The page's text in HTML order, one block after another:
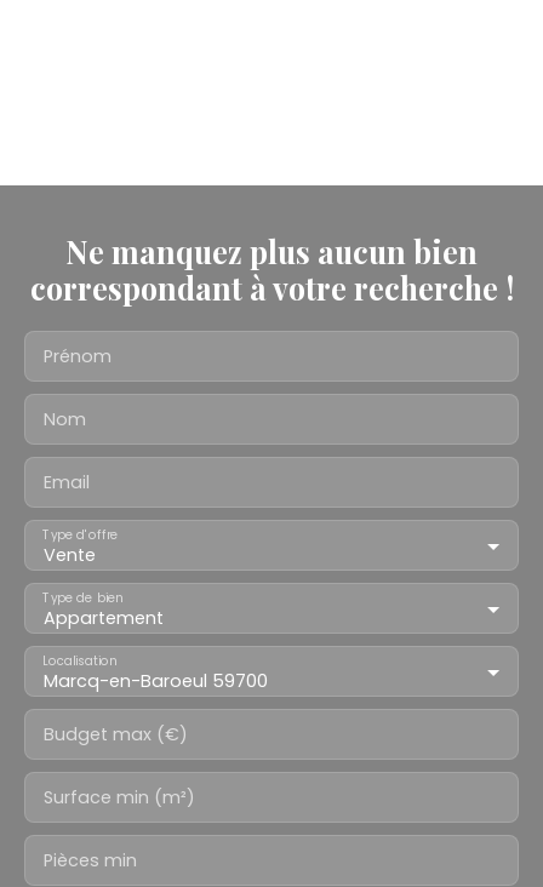
Ne manquez plus aucun bien
correspondant à votre recherche !
Prénom
Nom
Email
Vente
Type d'offre
Appartement
Type de bien
Marcq-en-Baroeul 59700
Localisation
Budget max (€)
Surface min (m²)
Pièces min